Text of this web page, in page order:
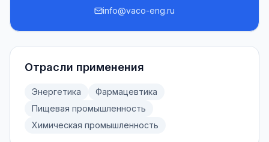
info@vaco-eng.ru
Отрасли применения
Энергетика
Фармацевтика
Пищевая промышленность
Химическая промышленность